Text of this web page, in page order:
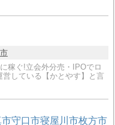
稼ぐ!立会外分売・IPOでロ
している【かとやす】と言
守口市寝屋川市枚方市